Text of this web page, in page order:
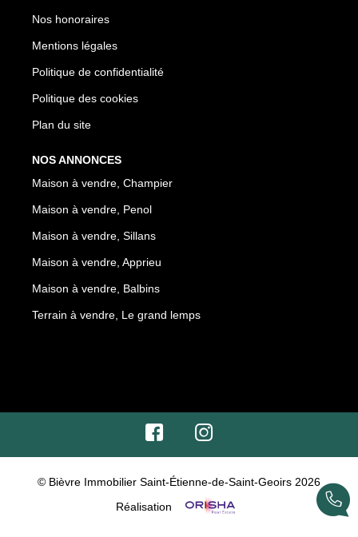
Nos honoraires
Mentions légales
Politique de confidentialité
Politique des cookies
Plan du site
NOS ANNONCES
Maison à vendre, Champier
Maison à vendre, Penol
Maison à vendre, Sillans
Maison à vendre, Apprieu
Maison à vendre, Balbins
Terrain à vendre, Le grand lemps
© Bièvre Immobilier Saint-Étienne-de-Saint-Geoirs 2026
Réalisation